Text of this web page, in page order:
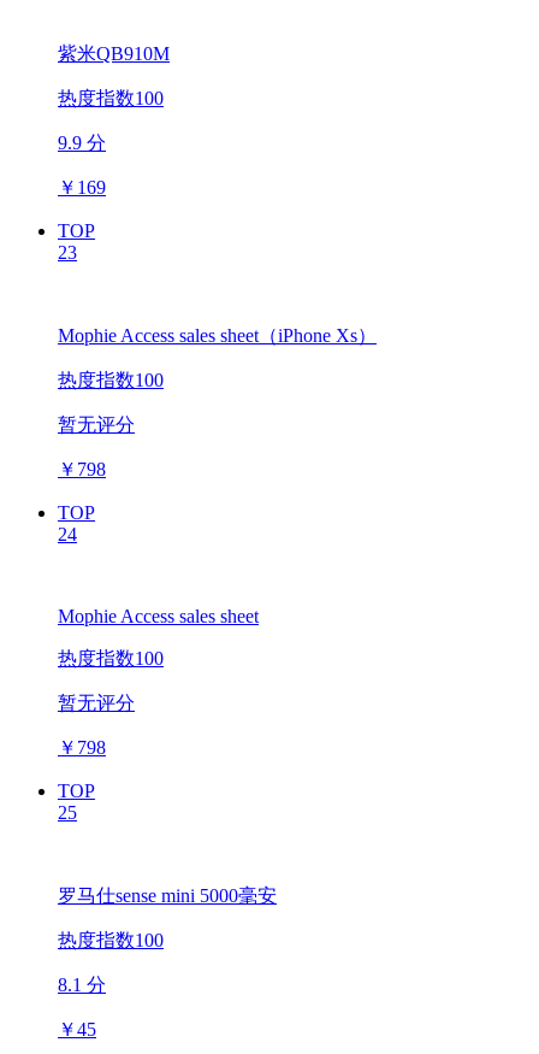
紫米QB910M
热度指数100
9.9 分
￥ 169
TOP
23
Mophie Access sales sheet（iPhone Xs）
热度指数100
暂无评分
￥ 798
TOP
24
Mophie Access sales sheet
热度指数100
暂无评分
￥ 798
TOP
25
罗马仕sense mini 5000毫安
热度指数100
8.1 分
￥45